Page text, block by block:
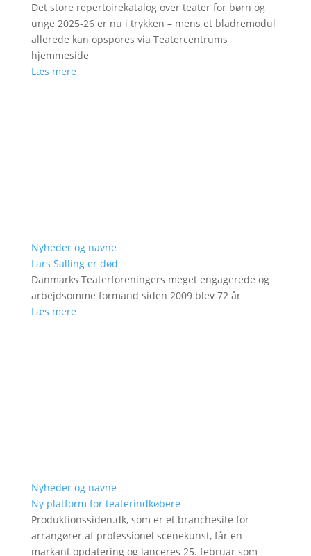
Det store repertoirekatalog over teater for børn og
unge 2025-26 er nu i trykken – mens et bladremodul
allerede kan opspores via Teatercentrums
hjemmeside
Læs mere
Nyheder og navne
Lars Salling er død
Danmarks Teaterforeningers meget engagerede og
arbejdsomme formand siden 2009 blev 72 år
Læs mere
Nyheder og navne
Ny platform for teaterindkøbere
Produktionssiden.dk, som er et branchesite for
arrangører af professionel scenekunst, får en
markant opdatering og lanceres 25. februar som